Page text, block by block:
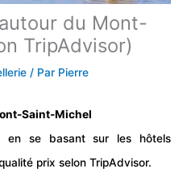
du Mont-
TripAdvisor)
/ Par Pierre
Saint-Michel
en se basant sur les hôtels
prix selon TripAdvisor.